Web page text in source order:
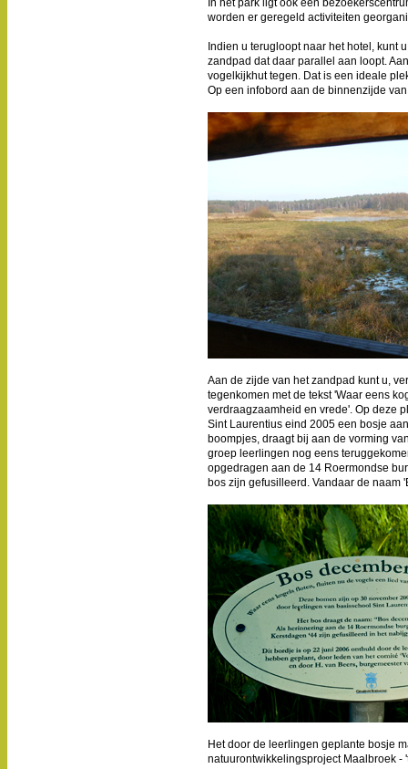
worden er geregeld activiteiten
Indien u terugloopt naar het hotel, kunt
zandpad dat daar parallel aan loopt.
vogelkijkhut tegen. Dat is een ideale
Op een infobord aan de binnenzijde
Aan de zijde van het zandpad kunt u,
tegenkomen met de tekst 'Waar eens
verdraagzaamheid en vrede'. Op deze
Sint Laurentius eind 2005 een bosje
boompjes, draagt bij aan de vorming
groep leerlingen nog eens
opgedragen aan de 14 Roermondse
bos zijn gefusilleerd. Vandaar de naam
Het door de leerlingen geplante bosje
natuurontwikkelingsproject Maalbroek -